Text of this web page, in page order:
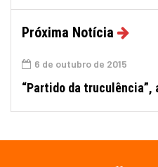
Próxima Notícia
6 de outubro de 2015
“Partido da truculência”,